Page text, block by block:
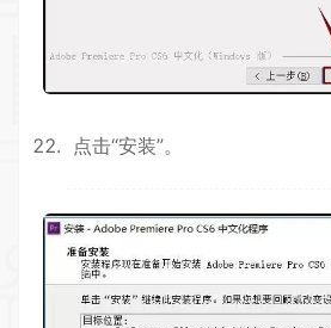
点击“安装”。